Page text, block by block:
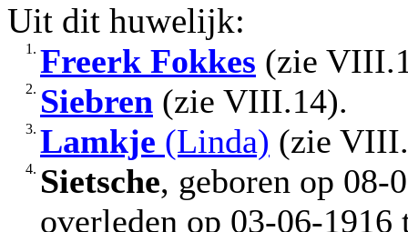
Uit dit huwelijk:
1. Freerk Fokkes (zie
2. Siebren (zie VIII.14).
3. Lamkje (Linda) (zie
4. Sietsche, geboren op 08-
overleden op 03-06-